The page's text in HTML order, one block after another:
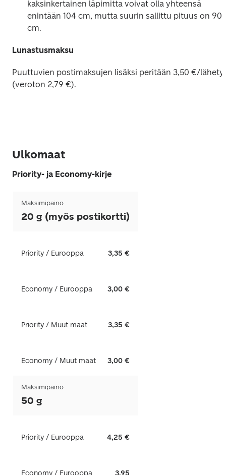
kaksinkertainen läpimitta voivat olla yhteensä
enintään 104 cm, mutta suurin sallittu pituus on 90
cm.
Lunastusmaksu
Puuttuvien postimaksujen lisäksi peritään 3,50 €/
(veroton 2,79 €).
Ulkomaat
Priority- ja Economy-kirje
Maksimipaino
20 g (myös postikortti)
Priority / Eurooppa 3,35 €
Economy / Eurooppa 3,00 €
Priority / Muut maat 3,35 €
Economy / Muut maat 3,00 €
Maksimipaino
50 g
Priority / Eurooppa 4,25 €